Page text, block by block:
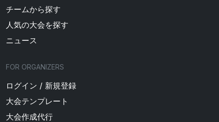
チームから探す
人気の大会を探す
ニュース
FOR ORGANIZERS
ログイン / 新規登録
大会テンプレート
大会作成代行